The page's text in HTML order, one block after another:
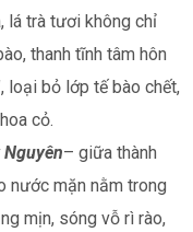
lá trà tươi không chỉ
thanh tĩnh tâm hôn
loại bỏ lớp tế bào chết,
cỏ.
– giữa thành
nước mặn nằm trong
mịn, sóng vỗ rì rào,